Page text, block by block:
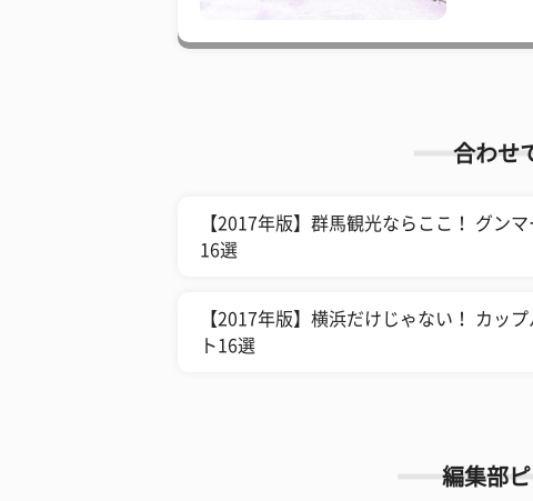
合わせ
【2017年版】群馬観光ならここ！ グン
16選
【2017年版】横浜だけじゃない！ カッ
ト16選
編集部